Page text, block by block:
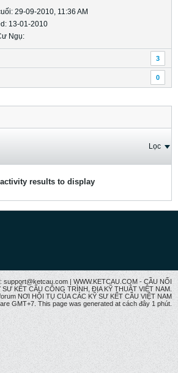
29-09-2010, 11:36 AM
13-01-2010
Ngụ:
3
0
Lọc
activity results to display
support@ketcau.com | WWW.KETCAU.COM - CẦU NỐI
SƯ KẾT CẤU CÔNG TRÌNH, ĐỊA KỸ THUẬT VIỆT NAM.
NƠI HỘI TỤ CỦA CÁC KỸ SƯ KẾT CÂU VIỆT NAM
GMT+7. This page was generated at cách đây 1 phút.